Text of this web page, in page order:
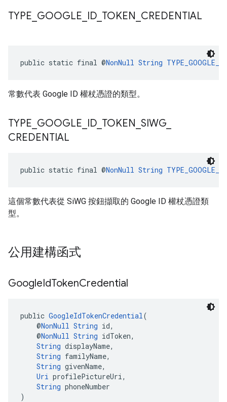
TYPE GOOGLE ID TOKEN CREDENTIAL
public static final @NonNull String
常數代表 Google ID 權杖憑證的類型。
TYPE GOOGLE ID TOKEN SIWG
CREDENTIAL
public static final @NonNull String
這個常數代表從 SiWG 按鈕擷取的 Google ID 權杖憑證類
型。
公用建構函式
GoogleIdTokenCredential
public GoogleIdTokenCredential(
@NonNull String id,
@NonNull String idToken,
String displayName,
String familyName,
String givenName,
Uri profilePictureUri,
String phoneNumber
)